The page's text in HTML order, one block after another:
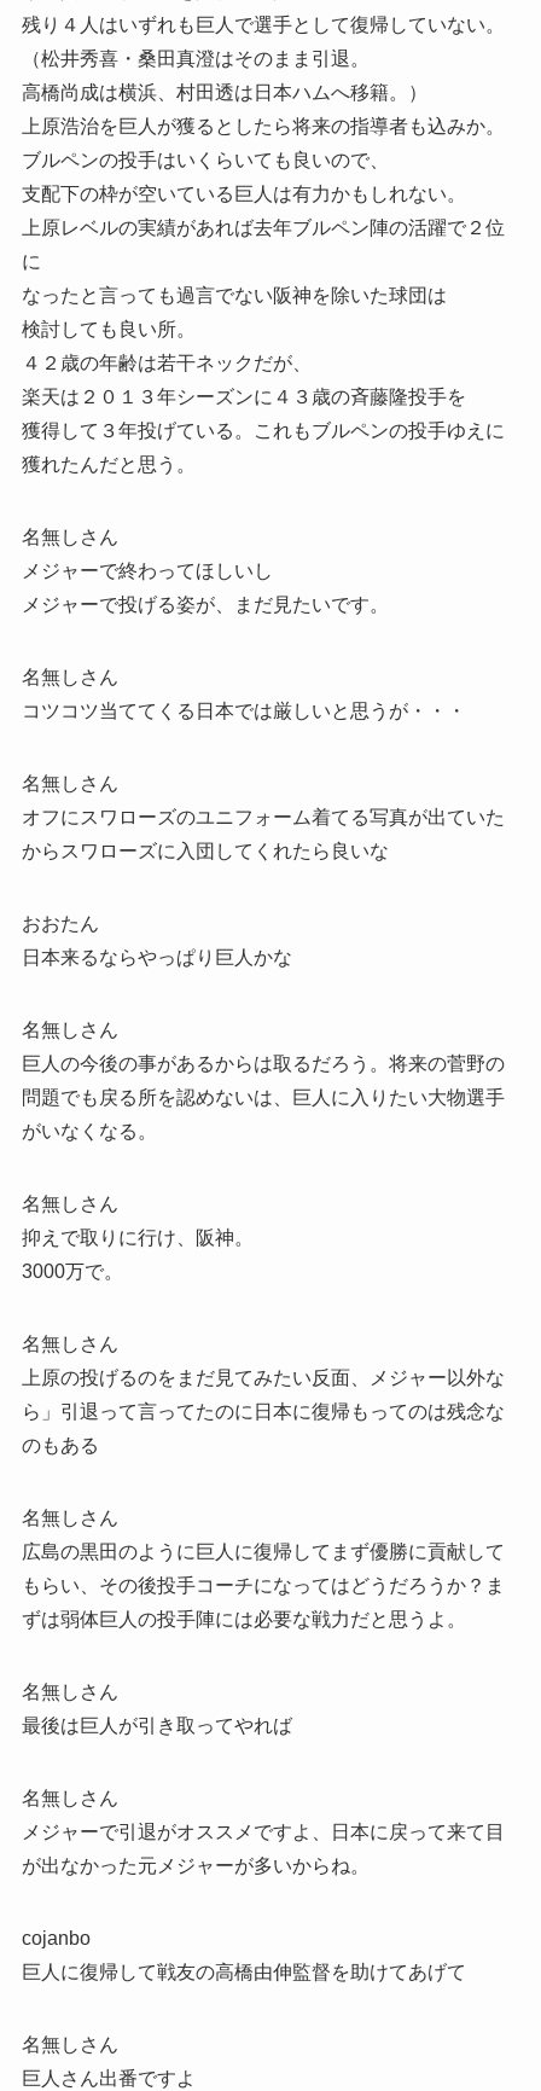
残り４人はいずれも巨人で選手として復帰していない。
（松井秀喜・桑田真澄はそのまま引退。
高橋尚成は横浜、村田透は日本ハムへ移籍。）
上原浩治を巨人が獲るとしたら将来の指導者も込みか。
ブルペンの投手はいくらいても良いので、
支配下の枠が空いている巨人は有力かもしれない。
上原レベルの実績があれば去年ブルペン陣の活躍で２位
に
なったと言っても過言でない阪神を除いた球団は
検討しても良い所。
４２歳の年齢は若干ネックだが、
楽天は２０１３年シーズンに４３歳の斉藤隆投手を
獲得して３年投げている。これもブルペンの投手ゆえに
獲れたんだと思う。
名無しさん
メジャーで終わってほしいし
メジャーで投げる姿が、まだ見たいです。
名無しさん
コツコツ当ててくる日本では厳しいと思うが・・・
名無しさん
オフにスワローズのユニフォーム着てる写真が出ていた
からスワローズに入団してくれたら良いな
おおたん
日本来るならやっぱり巨人かな
名無しさん
巨人の今後の事があるからは取るだろう。将来の菅野の
問題でも戻る所を認めないは、巨人に入りたい大物選手
がいなくなる。
名無しさん
抑えで取りに行け、阪神。
3000万で。
名無しさん
上原の投げるのをまだ見てみたい反面、メジャー以外な
ら」引退って言ってたのに日本に復帰もってのは残念な
のもある
名無しさん
広島の黒田のように巨人に復帰してまず優勝に貢献して
もらい、その後投手コーチになってはどうだろうか？ま
ずは弱体巨人の投手陣には必要な戦力だと思うよ。
名無しさん
最後は巨人が引き取ってやれば
名無しさん
メジャーで引退がオススメですよ、日本に戻って来て目
が出なかった元メジャーが多いからね。
cojanbo
巨人に復帰して戦友の高橋由伸監督を助けてあげて
名無しさん
巨人さん出番ですよ